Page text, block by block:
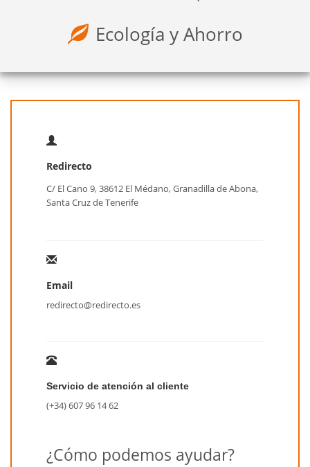
Ecología y Ahorro
Redirecto
C/ El Cano 9, 38612 El Médano, Granadilla de Abona,
Santa Cruz de Tenerife
Email
redirecto@redirecto.es
Servicio de atención al cliente
(+34) 607 96 14 62
¿Cómo podemos ayudar?